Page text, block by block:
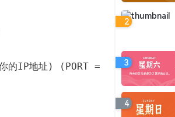
的IP地址) (PORT = 1521))";
2
3
4